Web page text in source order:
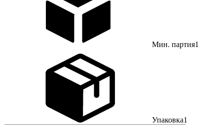
Мин. партия1
Упаковка1